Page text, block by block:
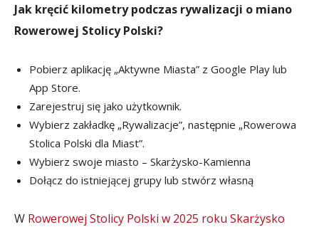
Jak kręcić kilometry podczas rywalizacji o miano
Rowerowej Stolicy Polski?
Pobierz aplikację „Aktywne Miasta” z Google Play lub
App Store.
Zarejestruj się jako użytkownik.
Wybierz zakładkę „Rywalizacje”, następnie „Rowerowa
Stolica Polski dla Miast”.
Wybierz swoje miasto – Skarżysko-Kamienna
Dołącz do istniejącej grupy lub stwórz własną
W Rowerowej Stolicy Polski w 2025 roku Skarżysko